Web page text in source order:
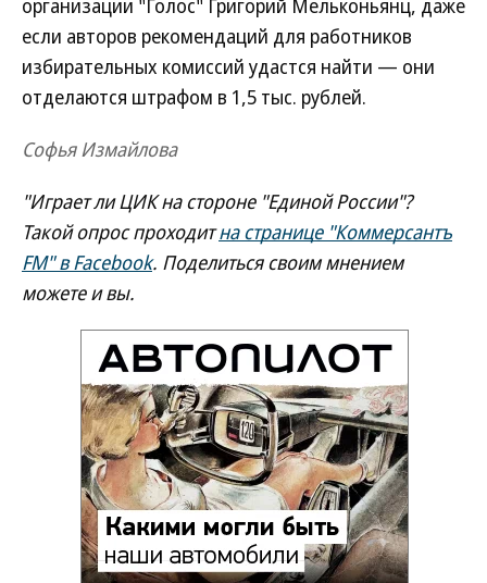
организации "Голос" Григорий Мельконьянц, даже
если авторов рекомендаций для работников
избирательных комиссий удастся найти — они
отделаются штрафом в 1,5 тыс. рублей.
Софья Измайлова
"Играет ли ЦИК на стороне "Единой России"?
Такой опрос проходитна странице "Коммерсантъ
FM" в Facebook. Поделиться своим мнением
можете и вы.